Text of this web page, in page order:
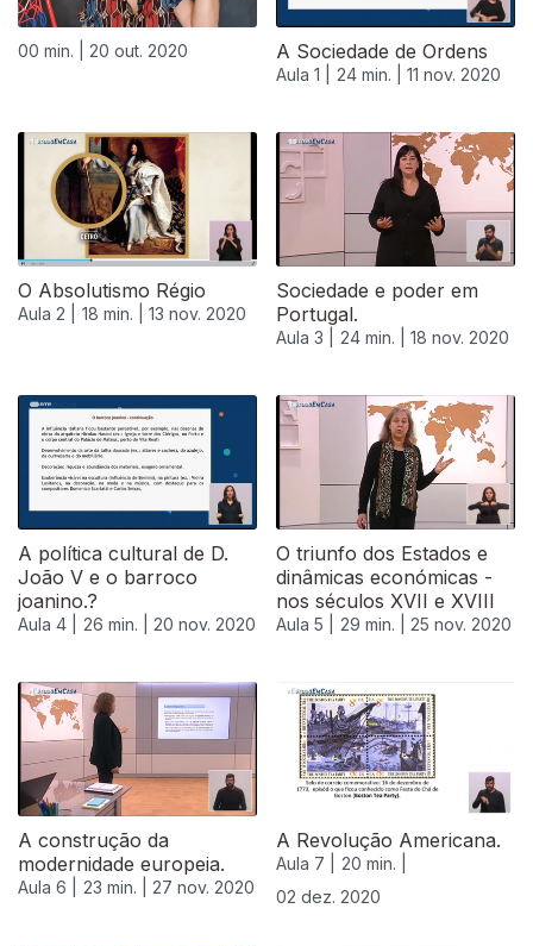
00 min. | 20 out. 2020 A Sociedade de Ordens
Aula 1 | 24 min. | 11 nov. 2020
O Absolutismo Régio
Aula 2 | 18 min. | 13 nov. 2020
Sociedade e poder em
Portugal.
Aula 3 | 24 min. | 18 nov. 2020
A política cultural de D.
João V e o barroco
joanino.?
Aula 4 | 26 min. | 20 nov. 2020
O triunfo dos Estados e
dinâmicas económicas -
nos séculos XVII e XVIII
Aula 5 | 29 min. | 25 nov. 2020
A construção da
modernidade europeia.
Aula 6 | 23 min. | 27 nov. 2020
A Revolução Americana.
Aula 7 |
20 min. |
02 dez. 2020